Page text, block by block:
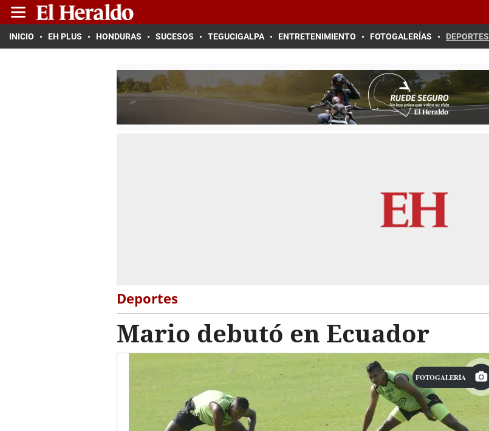
INICIO EH PLUS HONDURAS SUCESOS TEGUCIGALPA ENTRETENIMIENTO FOTOGALERÍAS DEPORTES
Deportes
Mario debutó en Ecuador
FOTOGALERÍA